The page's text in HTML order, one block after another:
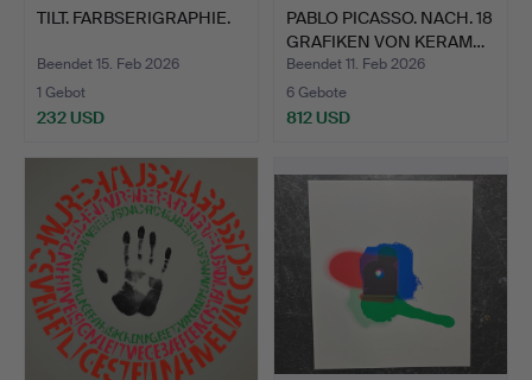
TILT. FARBSERIGRAPHIE.
Beendet 15. Feb 2026
1 Gebot
232 USD
PABLO PICASSO. NACH. 18
GRAFIKEN VON KERAM…
Beendet 11. Feb 2026
6 Gebote
812 USD